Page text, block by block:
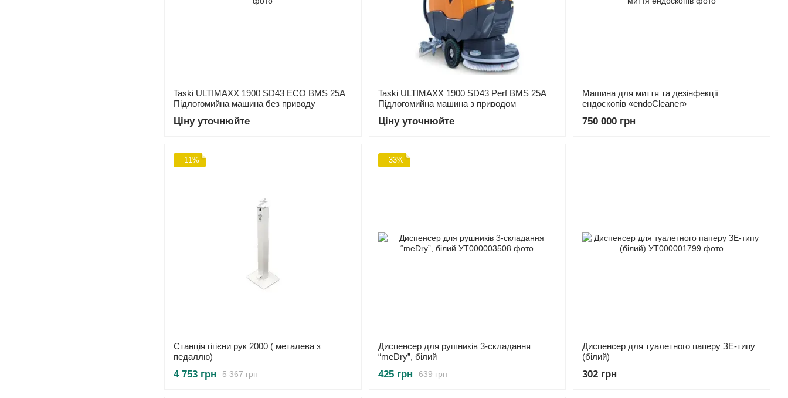
Taski ULTIMAXX 1900 SD43 ECO BMS 25A
Підлогомийна машина без приводу
Ціну уточнюйте
Taski ULTIMAXX 1900 SD43 Perf BMS 25A
Підлогомийна машина з приводом
Ціну уточнюйте
Машина для миття та дезінфекції
ендоскопів «endoCleaner»
750 000 грн
−11%
Станція гігієни рук 2000 ( металева з
педаллю)
5 367 грн
4 753 грн
−33%
Диспенсер для рушників 3-складання
“meDry”, білий
639 грн
425 грн
Диспенсер для туалетного паперу ЗЕ-типу
(білий)
302 грн